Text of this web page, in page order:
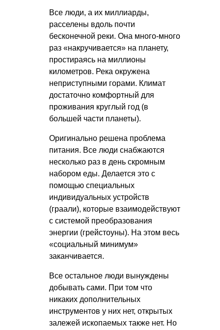
Все люди, а их миллиарды,
расселены вдоль почти
бесконечной реки. Она много-много
раз «накручивается» на планету,
простираясь на миллионы
километров. Река окружена
неприступными горами. Климат
достаточно комфортный для
проживания круглый год (в
большей части планеты).
Оригинально решена проблема
питания. Все люди снабжаются
несколько раз в день скромным
набором еды. Делается это с
помощью специальных
индивидуальных устройств
(граали), которые взаимодействуют
с системой преобразования
энергии (грейстоуны). На этом весь
«социальный минимум»
заканчивается.
Все остальное люди вынуждены
добывать сами. При том что
никаких дополнительных
инструментов у них нет, открытых
залежей ископаемых также нет. Но